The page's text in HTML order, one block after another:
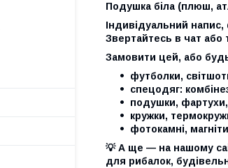
Подушка біла (плюш,
Індивідуальний напис,
Звертайтесь в чат або
Замовити цей, або
футболки,
спецодяг:
подушки,
кружки,
фотокамні,
💡 А ще — на нашому
для рибалок,